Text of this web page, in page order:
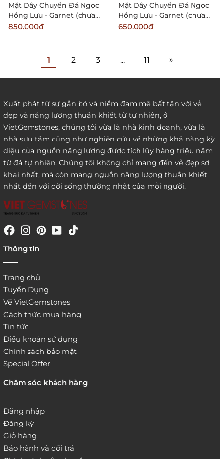
Mặt Dây Chuyền Đá Ngọc
Hồng Lựu - Garnet (chưa
kèm dây đeo) 02
850.000₫
Mặt Dây Chuyền Đá Ngọc
Hồng Lựu - Garnet (chưa
kèm dây đeo)
650.000₫
1 2 3 ... 11 »
Xuất phát từ sự gắn bó và niềm đam mê bất tận với vẻ
đẹp và năng lượng thuần khiết từ tự nhiên, ở
VietGemstones, chúng tôi vừa là nhà kinh doanh, vừa là
nhà sưu tầm cũng như nghiên cứu về những khả năng kỳ
diệu của nguồn năng lượng được tích lũy hàng triệu năm
từ đá tự nhiên. Chúng tôi không chỉ mang đến vẻ đẹp sơ
khai nhất, mà còn mang nguồn năng lượng thuần khiết
nhất đến với đời sống thường nhật của mỗi người.
Thông tin
Trang chủ
Tuyển Dụng
Về VietGemstones
Cách thức mua hàng
Tin tức
Điều khoản sử dụng
Chính sách bảo mật
Special Offer
Chăm sóc khách hàng
Đăng nhập
Đăng ký
Giỏ hàng
Bảo hành và đổi trả